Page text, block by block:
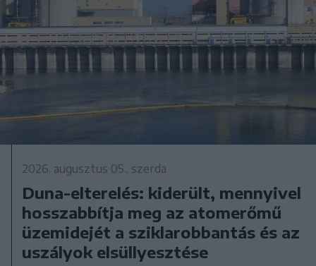
2026. augusztus 05., szerda
Duna-elterelés: kiderült, mennyivel
hosszabbítja meg az atomerőmű
üzemidejét a sziklarobbantás és az
uszályok elsüllyesztése